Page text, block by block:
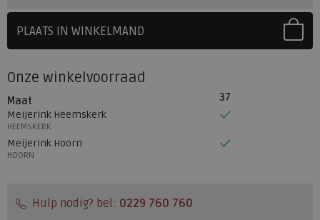
PLAATS IN WINKELMAND
Onze winkelvoorraad
Maat
37
Meijerink Heemskerk
HEEMSKERK
Meijerink Hoorn
HOORN
Hulp nodig? bel: 0229 760 760